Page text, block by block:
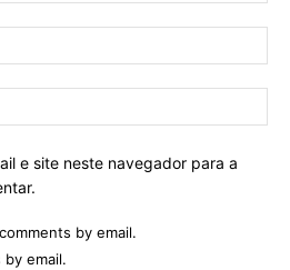
e site neste navegador para a
by email.
email.